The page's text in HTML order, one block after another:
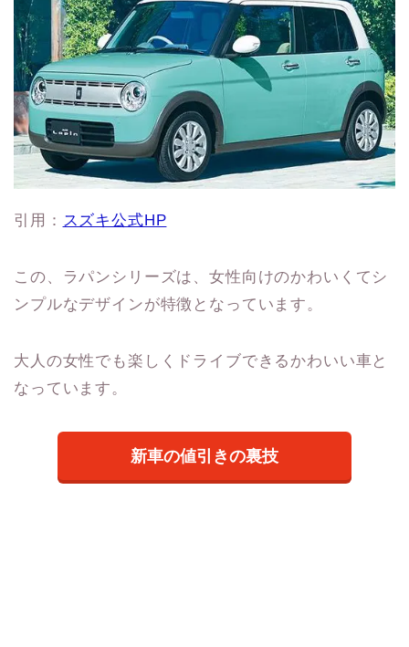
引用： スズキ公式HP
この、ラパンシリーズは、女性向けのかわいくてシ
ンプルなデザインが特徴となっています。
大人の女性でも楽しくドライブできるかわいい車と
なっています。
新車の値引きの裏技